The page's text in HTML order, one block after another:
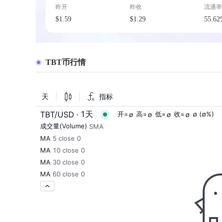
昨开
$1.59
昨收
$1.29
流通率
TBT币行情